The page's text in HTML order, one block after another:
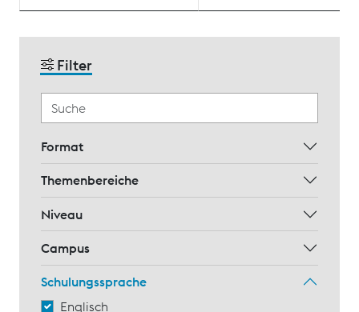
Filter
Format
Themenbereiche
Niveau
Campus
Schulungssprache
Englisch